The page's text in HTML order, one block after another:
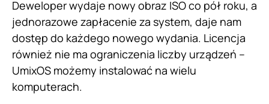
Deweloper wydaje nowy obraz ISO co pół roku, a
jednorazowe zapłacenie za system, daje nam
dostęp do każdego nowego wydania. Licencja
również nie ma ograniczenia liczby urządzeń –
UmixOS możemy instalować na wielu
komputerach.